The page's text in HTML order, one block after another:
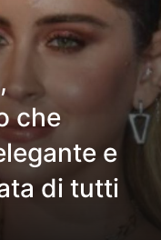
che
e
di tutti